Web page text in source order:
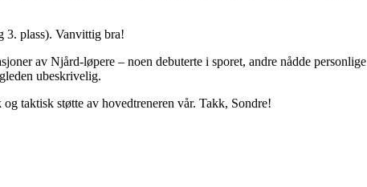
3. plass). Vanvittig bra!
av Njård-løpere – noen debuterte i sporet, andre nådde personlige
ubeskrivelig.
taktisk støtte av hovedtreneren vår. Takk, Sondre!